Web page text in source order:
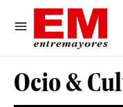
Ocio &